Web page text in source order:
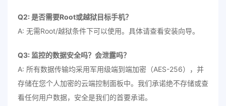
Q2: 是否需要Root或越狱目标手机？
A: 无需Root/越狱条件下可以使用。具体请查看安装向导。
Q3: 监控的数据安全吗？会泄露吗？
A: 所有数据传输均采用军用级端到端加密（AES-256），并
存储在您个人加密的云端控制面板中。我们承诺绝不存储或查
看任何用户数据，安全是我们的首要承诺。